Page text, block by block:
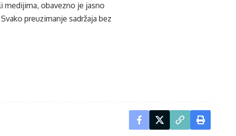
medijima, obavezno je jasno
Svako preuzimanje sadržaja bez